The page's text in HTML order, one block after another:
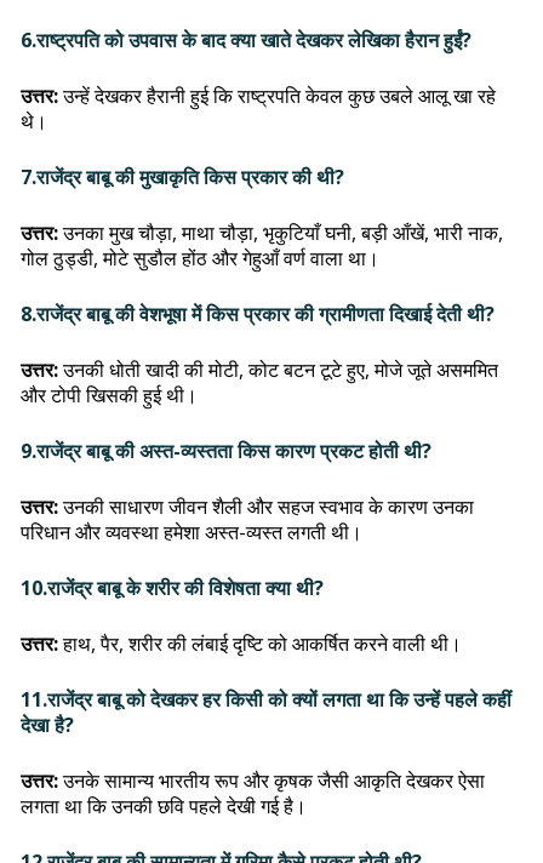
6.राष्ट्रपति को उपवास के बाद क्या खाते देखकर लेखिका हैरान हुईं?
उत्तर:उन्हें देखकर हैरानी हुई कि राष्ट्रपति केवल कुछ उबले आलू खा रहे
थे।
7.राजेंद्र बाबू की मुखाकृति किस प्रकार की थी?
उत्तर:उनका मुख चौड़ा, माथा चौड़ा, भृकुटियाँ घनी, बड़ी आँखें, भारी नाक,
गोल ठुड्डी, मोटे सुडौल होंठ और गेहुआँ वर्ण वाला था।
8.राजेंद्र बाबू की वेशभूषा में किस प्रकार की ग्रामीणता दिखाई देती थी?
उत्तर:उनकी धोती खादी की मोटी, कोट बटन टूटे हुए, मोजे जूते असममित
और टोपी खिसकी हुई थी।
9.राजेंद्र बाबू की अस्त-व्यस्तता किस कारण प्रकट होती थी?
उत्तर:उनकी साधारण जीवन शैली और सहज स्वभाव के कारण उनका
परिधान और व्यवस्था हमेशा अस्त-व्यस्त लगती थी।
10.राजेंद्र बाबू के शरीर की विशेषता क्या थी?
उत्तर:हाथ, पैर, शरीर की लंबाई दृष्टि को आकर्षित करने वाली थी।
11.राजेंद्र बाबू को देखकर हर किसी को क्यों लगता था कि उन्हें पहले कहीं
देखा है?
उत्तर:उनके सामान्य भारतीय रूप और कृषक जैसी आकृति देखकर ऐसा
लगता था कि उनकी छवि पहले देखी गई है।